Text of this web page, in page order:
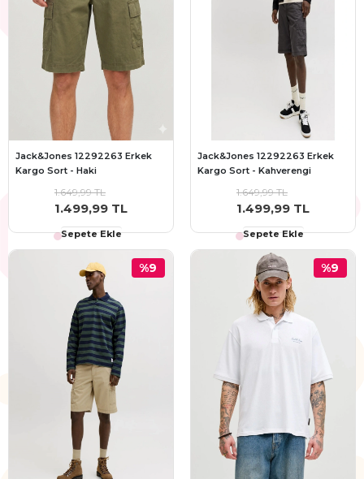
Jack&Jones 12292263 Erkek
Kargo Sort - Haki
1.649,99 TL
1.499,99 TL
Sepete Ekle
Jack&Jones 12292263 Erkek
Kargo Sort - Kahverengi
1.649,99 TL
1.499,99 TL
Sepete Ekle
%9 %9